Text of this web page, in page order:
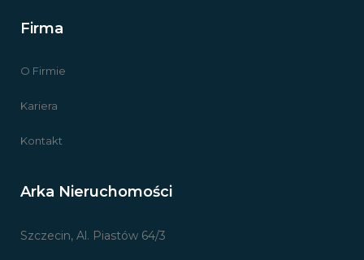
Firma
O Firmie
Kariera
Kontakt
Arka Nieruchomości
Szczecin, Al. Piastów 64/3